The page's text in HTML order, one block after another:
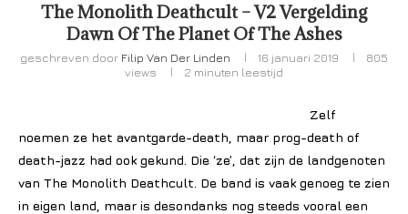
The Monolith Deathcult – V2 Vergelding
Dawn Of The Planet Of The Ashes
geschreven door Filip Van Der Linden 16 januari 2019
805
views
2 minuten leestijd
Zelf
noemen ze het avantgarde-death, maar prog-death of
death-jazz had ook gekund. Die ‘ze’, dat zijn de landgenoten
van The Monolith Deathcult. De band is vaak genoeg te zien
in eigen land, maar is desondanks nog steeds vooral een